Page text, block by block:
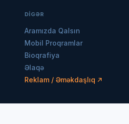
DIGƏR
Aramızda Qalsın
Mobil Proqramlar
Bioqrafiya
Əlaqə
Reklam / Əməkdaşlıq